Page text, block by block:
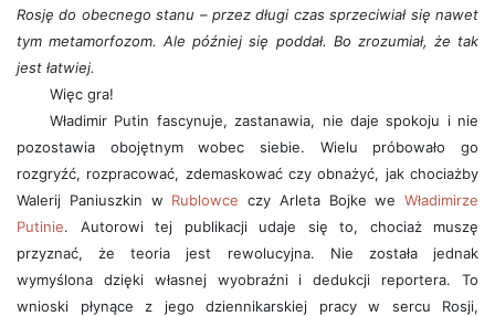
Rosję do obecnego stanu – przez długi czas sprzeciwiał się nawet
tym metamorfozom. Ale później się poddał. Bo zrozumiał, że tak
jest łatwiej.
Więc gra!
Władimir Putin fascynuje, zastanawia, nie daje spokoju i nie
pozostawia obojętnym wobec siebie. Wielu próbowało go
rozgryźć, rozpracować, zdemaskować czy obnażyć, jak chociażby
Walerij Paniuszkin w Rublowce czy Arleta Bojke we Władimirze
Putinie. Autorowi tej publikacji udaje się to, chociaż muszę
przyznać, że teoria jest rewolucyjna. Nie została jednak
wymyślona dzięki własnej wyobraźni i dedukcji reportera. To
wnioski płynące z jego dziennikarskiej pracy w sercu Rosji,